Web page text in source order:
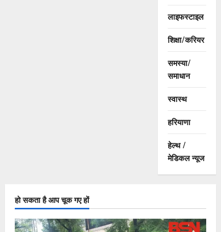
लाइफस्टाइल
शिक्षा/करियर
समस्या/
समाधान
स्वास्थ
हरियाणा
हेल्थ /
मेडिकल न्यूज
हो सकता है आप चूक गए हों